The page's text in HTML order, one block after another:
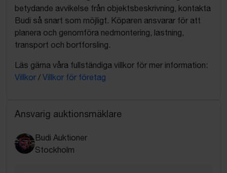
betydande avvikelse från objektsbeskrivning, kontakta
Budi så snart som möjligt. Köparen ansvarar för att
planera och genomföra nedmontering, lastning,
transport och bortforsling.
Läs gärna våra fullständiga villkor för mer information:
Villkor / Villkor för företag
Ansvarig auktionsmäklare
Budi Auktioner
Stockholm